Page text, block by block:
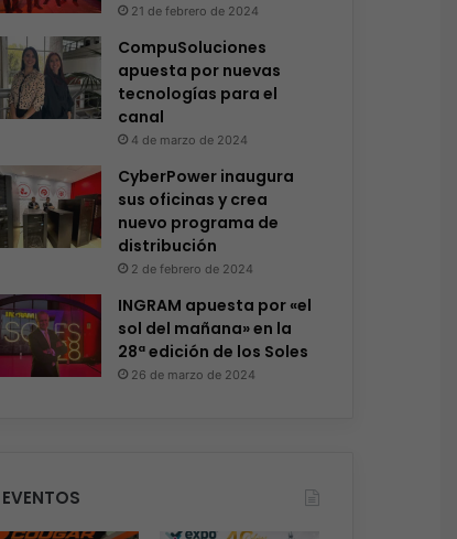
21 de febrero de 2024
CompuSoluciones
apuesta por nuevas
tecnologías para el
canal
4 de marzo de 2024
CyberPower inaugura
sus oficinas y crea
nuevo programa de
distribución
2 de febrero de 2024
INGRAM apuesta por «el
sol del mañana» en la
28ª edición de los Soles
26 de marzo de 2024
EVENTOS